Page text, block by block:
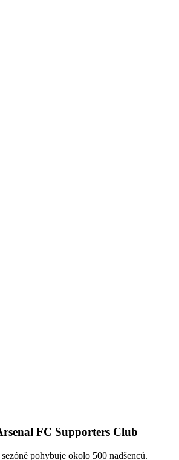
FC Supporters Club
pohybuje okolo 500 nadšenců.